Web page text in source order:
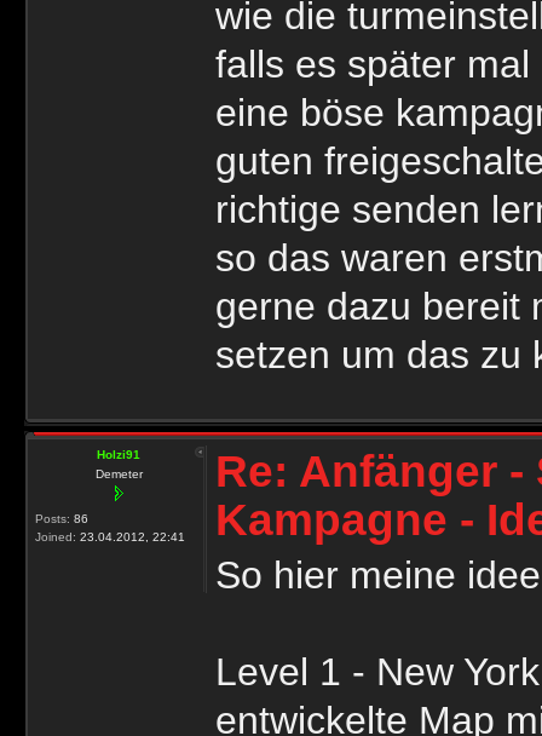
wie die
falls es später
eine böse
guten
richtige senden
so das waren
gerne dazu bereit
setzen um das zu
Holzi91
Demeter
Posts: 86
Joined: 23.04.2012, 22:41
Re: Anfänger
Kampagne -
So hier meine
Level 1 - New
entwickelte Map